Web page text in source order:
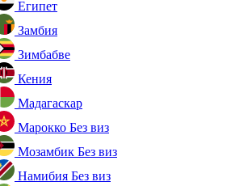
Египет
Замбия
Зимбабве
Кения
Мадагаскар
Марокко Без виз
Мозамбик Без виз
Намибия Без виз